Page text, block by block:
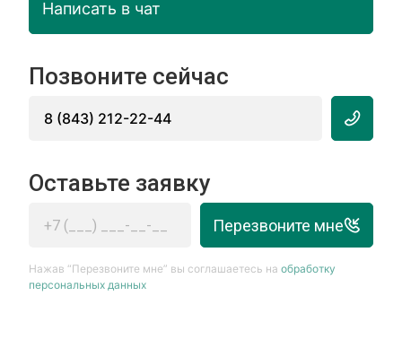
Написать в чат
Позвоните сейчас
8 (843) 212-22-44
Оставьте заявку
Перезвоните мне
Нажав “Перезвоните мне” вы соглашаетесь наобработку
персональных данных